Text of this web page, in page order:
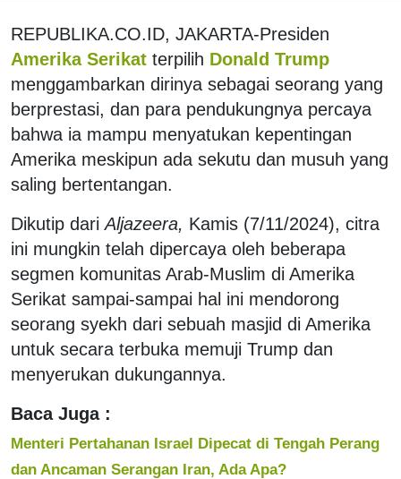
REPUBLIKA.CO.ID, JAKARTA-Presiden
Amerika Serikat terpilih Donald Trump
menggambarkan dirinya sebagai seorang yang
berprestasi, dan para pendukungnya percaya
bahwa ia mampu menyatukan kepentingan
Amerika meskipun ada sekutu dan musuh yang
saling bertentangan.
Dikutip dariAljazeera, Kamis (7/11/2024), citra
ini mungkin telah dipercaya oleh beberapa
segmen komunitas Arab-Muslim di Amerika
Serikat sampai-sampai hal ini mendorong
seorang syekh dari sebuah masjid di Amerika
untuk secara terbuka memuji Trump dan
menyerukan dukungannya.
Baca Juga :
Menteri Pertahanan Israel Dipecat di Tengah Perang
dan Ancaman Serangan Iran, Ada Apa?